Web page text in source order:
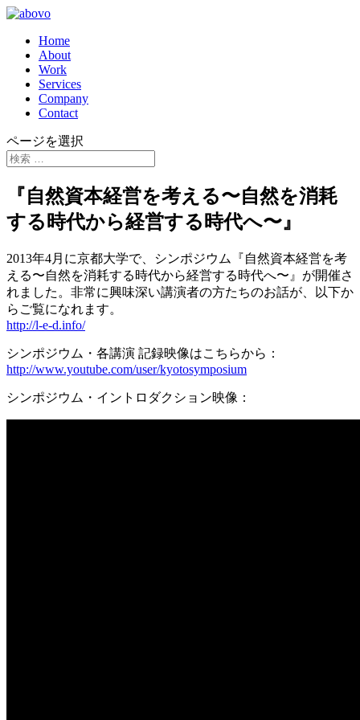
Home
About
Work
Services
Company
Contact
ページを選択
『自然資本経営を考える〜自然を消耗
する時代から経営する時代へ〜』
2013年4月に京都大学で、シンポジウム『自然資本経営を考
える〜自然を消耗する時代から経営する時代へ〜』が開催さ
れました。非常に興味深い講演者の方たちのお話が、以下か
らご覧になれます。
http://l-e-d.info/
シンポジウム・各講演 記録映像はこちらから：
http://www.youtube.com/user/kyotosymposium
シンポジウム・イントロダクション映像：